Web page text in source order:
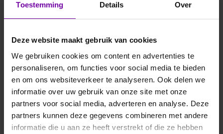
Toestemming Details Over
Deze website maakt gebruik van cookies
We gebruiken cookies om content en advertenties te
personaliseren, om functies voor social media te bieden
en om ons websiteverkeer te analyseren. Ook delen we
informatie over uw gebruik van onze site met onze
partners voor social media, adverteren en analyse. Deze
partners kunnen deze gegevens combineren met andere
informatie die u aan ze heeft verstrekt of die ze hebben
betrouwbaar meten van perslucht en gassen bij hogere
drukken, van 16 tot 40 bar. Dankzij de robuuste constructie
hoge precisie, zelfs onder zware industriële
gebruiksvriendelijk, ondersteunt de EE772 u bij het efficiënt
en veilig monitoren van uw gasstromen.
Filteren en sorteren